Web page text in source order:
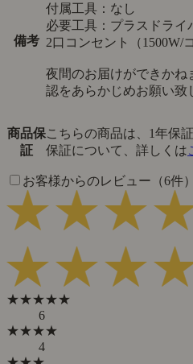
備考
付属工具：なし
必要工具：プラスドライ
2口コンセント（1500W/
夜間のお届けができかね
認をあらかじめお願い致
商品保
証
こちらの商品は、1年保
保証について、詳しくは
お客様からのレビュー（6件）
★★★★★
6
★★★★
4